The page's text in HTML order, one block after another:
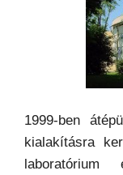
1999-ben
kialakításra